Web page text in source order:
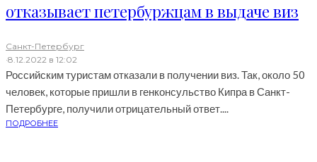
отказывает петербуржцам в выдаче виз
Санкт-Петербург
·8.12.2022 в 12:02
Российским туристам отказали в получении виз. Так, около 50
человек, которые пришли в генконсульство Кипра в Санкт-
Петербурге, получили отрицательный ответ....
ПОДРОБНЕЕ